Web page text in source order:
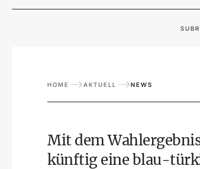
HOME AKTUELL NEWS
Mit dem
künftig eine blau-